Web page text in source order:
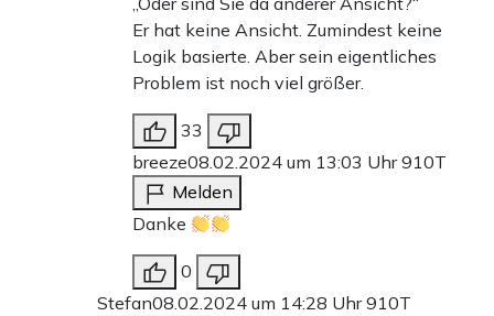
Er hat keine Ansicht. Zumindest keine
Logik basierte. Aber sein eigentliches
Problem ist noch viel größer.
33
breeze08.02.2024 um 13:03 Uhr910T
Melden
Danke
0
Stefan08.02.2024 um 14:28 Uhr910T